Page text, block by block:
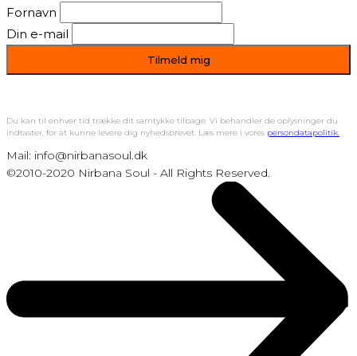
Fornavn
Din e-mail
Du kan til enhver tid trække dit samtykke tilbage. Vi behandler de oplysninger du
indtaster, for at kunne levere dig nyhedsbrevet. Læs mere i vores persondatapolitik.
Mail: info@nirbanasoul.dk
©2010-2020 Nirbana Soul - All Rights Reserved.